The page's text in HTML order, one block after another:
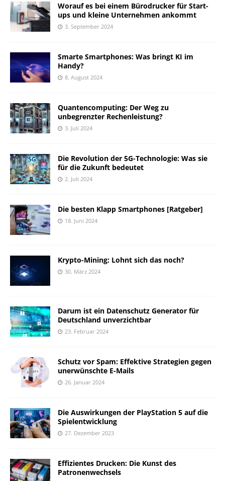
Worauf es bei einem Bürodrucker für Start-
ups und kleine Unternehmen ankommt
3. September 2024
Smarte Smartphones: Was bringt KI im
Handy?
8. August 2024
Quantencomputing: Der Weg zu
unbegrenzter Rechenleistung?
3. Juli 2024
Die Revolution der 5G-Technologie: Was sie
für die Zukunft bedeutet
2. Juli 2024
Die besten Klapp Smartphones [Ratgeber]
18. Juni 2024
Krypto-Mining: Lohnt sich das noch?
30. März 2024
Darum ist ein Datenschutz Generator für
Deutschland unverzichtbar
23. Februar 2024
Schutz vor Spam: Effektive Strategien gegen
unerwünschte E-Mails
26. Januar 2024
Die Auswirkungen der PlayStation 5 auf die
Spielentwicklung
27. Dezember 2023
Effizientes Drucken: Die Kunst des
Patronenwechsels